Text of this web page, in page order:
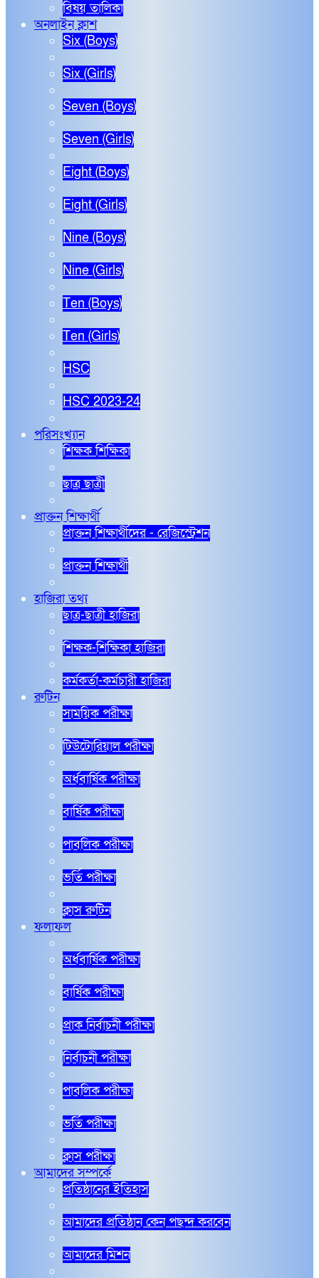
বিষয় তালিকা
অনলাইন ক্লাশ
Six (Boys)
Six (Girls)
Seven (Boys)
Seven (Girls)
Eight (Boys)
Eight (Girls)
Nine (Boys)
Nine (Girls)
Ten (Boys)
Ten (Girls)
HSC
HSC 2023-24
পরিসংখ্যান
শিক্ষক শিক্ষিকা
ছাত্র ছাত্রী
প্রাক্তন শিক্ষার্থী
প্রাক্তন শিক্ষার্থীদের - রেজিস্ট্রেশন
প্রাক্তন শিক্ষার্থী
হাজিরা তথ্য
ছাত্র-ছাত্রী হাজিরা
শিক্ষক-শিক্ষিকা হাজিরা
কর্মকর্তা-কর্মচারী হাজিরা
রুটিন
সাময়িক পরীক্ষা
টিউটোরিয়াল পরীক্ষা
অর্ধবার্ষিক পরীক্ষা
বার্ষিক পরীক্ষা
পাবলিক পরীক্ষা
ভর্তি পরীক্ষা
ক্লাস রুটিন
ফলাফল
অর্ধবার্ষিক পরীক্ষা
বার্ষিক পরীক্ষা
প্রাক নির্বাচনী পরীক্ষা
নির্বাচনী পরীক্ষা
পাবলিক পরীক্ষা
ভর্তি পরীক্ষা
ক্লাস পরীক্ষা
আমাদের সম্পর্কে
প্রতিষ্ঠানের ইতিহাস
আমাদের প্রতিষ্ঠান কেন পছন্দ করবেন
আমাদের মিশন